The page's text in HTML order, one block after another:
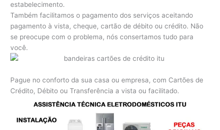
estabelecimento.
Também facilitamos o pagamento dos serviços aceitando
pagamento à vista, cheque, cartão de débito ou crédito. Não
se preocupe com o problema, nós consertamos tudo para
você.
Pague no conforto da sua casa ou empresa, com Cartões de
Crédito, Débito ou Transferência a vista ou facilitado.